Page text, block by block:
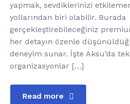
yapmak, sevdiklerinizi
yollarından biri olabilir. Burada
gerçekleştirebileceğiniz
her detayın özenle
deneyim sunar. İşte Aksu’da
organizasyonlar […]
Read more